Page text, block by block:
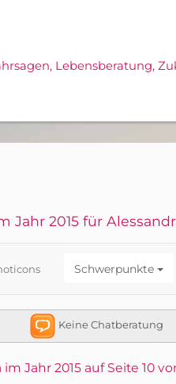
Lebensberatung,
Jahr 2015 für
Schwerpunkte
Keine Chatberatung
Jahr 2015 auf Seite 10